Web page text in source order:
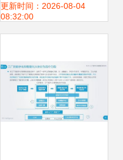
务龙头股值得重点
更新时间：2026-08-04
08:32:00